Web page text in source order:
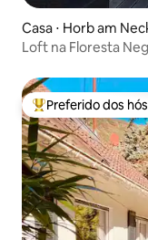
Casa ⋅ Horb am
Loft na Floresta
Entre os melhores
Preferido dos